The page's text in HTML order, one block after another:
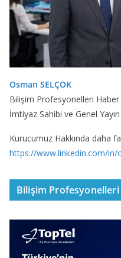
Osman SELÇOK
Bilişim Profesyonelleri Haber
İmtiyaz Sahibi ve Genel
Kurucumuz Hakkında daha
https://www.linkedin.com/in/
Bilişim